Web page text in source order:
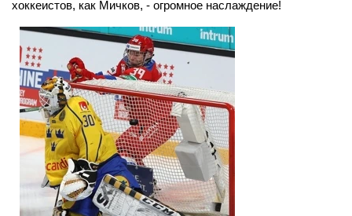
хоккеистов, как Мичков, - огромное наслаждение!